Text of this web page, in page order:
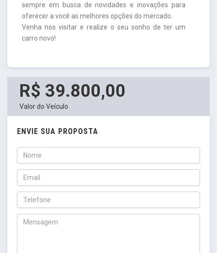
sempre em busca de novidades e inovações para
oferecer a você as melhores opções do mercado.
Venha nos visitar e realize o seu sonho de ter um
carro novo!
R$ 39.800,00
Valor do Veículo
ENVIE SUA PROPOSTA